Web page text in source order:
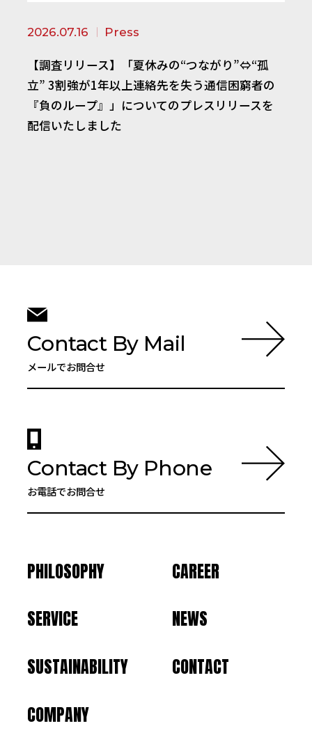
2026.07.16 Press
【調査リリース】「夏休みの“つながり”⇔“孤
立” 3割強が1年以上連絡先を失う通信困窮者の
『負のループ』」についてのプレスリリースを
配信いたしました
Contact By Mail
メールでお問合せ
Contact By Phone
お電話でお問合せ
PHILOSOPHY
SERVICE
SUSTAINABILITY
COMPANY
CAREER
NEWS
CONTACT